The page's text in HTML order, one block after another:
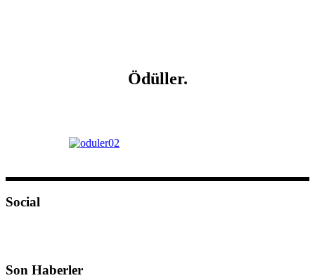
Ödüller.
Social
Son Haberler